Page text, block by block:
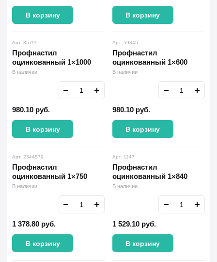
В корзину В корзину
Арт. 35795
Профнастил
оцинкованный 1×1000
В наличии
980.10 руб.
В корзину
Арт. 59345
Профнастил
оцинкованный 1×600
В наличии
980.10 руб.
В корзину
Арт. 2344579
Профнастил
оцинкованный 1×750
В наличии
1 378.80 руб.
В корзину
Арт. 1147
Профнастил
оцинкованный 1×840
В наличии
1 529.10 руб.
В корзину